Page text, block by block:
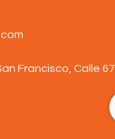
Francisco, Calle 67